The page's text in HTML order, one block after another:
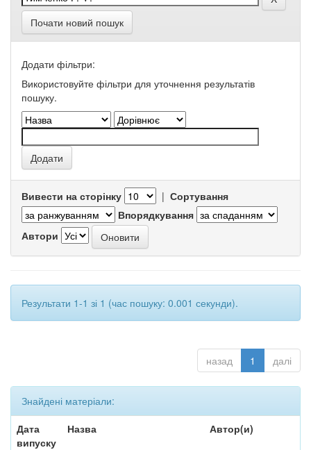
Почати новий пошук
Додати фільтри:
Використовуйте фільтри для уточнення результатів
пошуку.
Вивести на сторінку | Сортування
Впорядкування
Автори
Результати 1-1 зі 1 (час пошуку: 0.001 секунди).
назад 1 далі
Знайдені матеріали:
Дата
випуску
Назва Автор(и)